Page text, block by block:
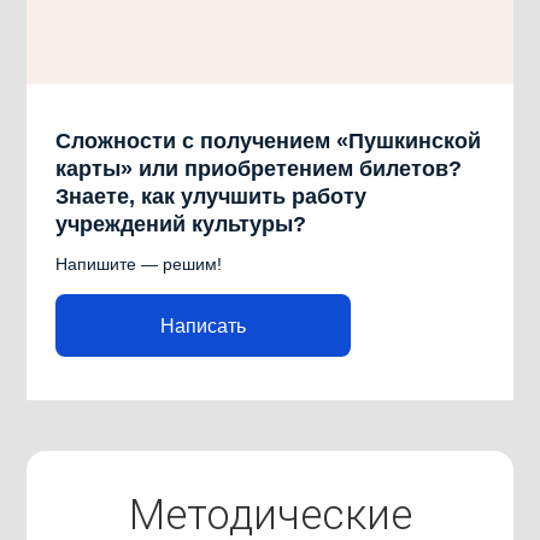
Сложности с получением «Пушкинской
карты» или приобретением билетов?
Знаете, как улучшить работу
учреждений культуры?
Напишите — решим!
Написать
Методические